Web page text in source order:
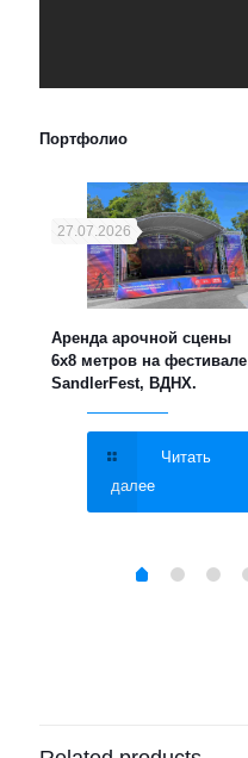
Портфолио
27.07.2026
Аренда арочной сцены
6х8 метров на фестивале
SandlerFest, ВДНХ.
Читать
далее